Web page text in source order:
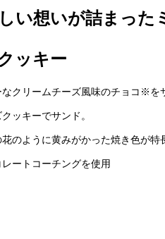
い想いが詰まった
ッキー
なクリームチーズ風味のチョコ※を
ッキーでサンド。
花のように黄みがかった焼き色が特
ートコーチングを使用